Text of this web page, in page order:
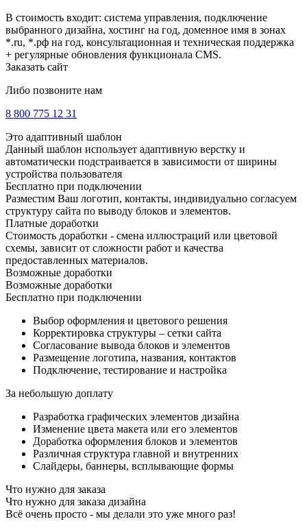
В стоимость входит: система управления, подключение
выбранного дизайна, хостинг на год, доменное имя в зонах
*.ru, *.рф на год, консультационная и техническая поддержка
+ регулярные обновления функционала CMS.
Заказать сайт
Либо позвоните нам
8 800 775 12 31
Это адаптивный шаблон
Данный шаблон использует адаптивную верстку и
автоматически подстраивается в зависимости от ширины
устройства пользователя
Бесплатно при подключении
Разместим Ваш логотип, контакты, индивидуально согласуем
структуру сайта по выводу блоков и элементов.
Платные доработки
Стоимость доработки - смена иллюстраций или цветовой
схемы, зависит от сложности работ и качества
предоставленных материалов.
Возможные доработки
Возможные доработки
Бесплатно при подключении
Выбор оформления и цветового решения
Корректировка структуры – сетки сайта
Согласование вывода блоков и элементов
Размещение логотипа, названия, контактов
Подключение, тестирование и настройка
За небольшую доплату
Разработка графических элементов дизайна
Изменение цвета макета или его элементов
Доработка оформления блоков и элементов
Различная структура главной и внутренних
Слайдеры, баннеры, всплывающие формы
Что нужно для заказа
Что нужно для заказа дизайна
Всё очень просто - мы делали это уже много раз!